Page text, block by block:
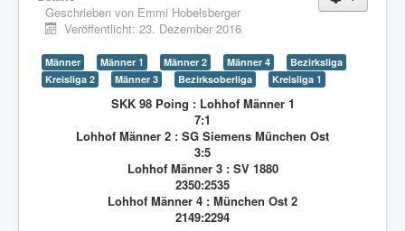
Termine
Wir über uns
Anfahrt
Archiv
Geschrieben von Emmi Hobelsberger
Veröffentlicht: 23. Dezember 2016
Männer Männer 1 Männer 2 Männer 4
Bezirksliga
Kreisliga 2
Männer 3 Bezirksoberliga Kreisliga 1
SKK 98 Poing : Lohhof Männer 1
7:1
Lohhof Männer 2 : SG Siemens München Ost
3:5
Lohhof Männer 3 : SV 1880
2350:2535
Lohhof Männer 4 : München Ost 2
2149:2294